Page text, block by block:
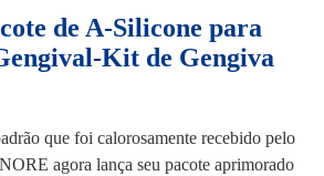
de A-Silicone para
Kit de Gengiva
que foi calorosamente recebido pelo
agora lança seu pacote aprimorado